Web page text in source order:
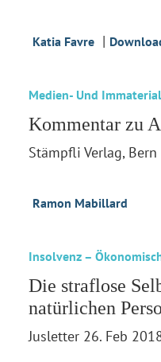
Katia Favre |
Medien- Und
Kommentar zu
Stämpfli Verlag, Bern
Ramon Mabillard
Insolvenz –
Die straflose
natürlichen
Jusletter 26. Feb